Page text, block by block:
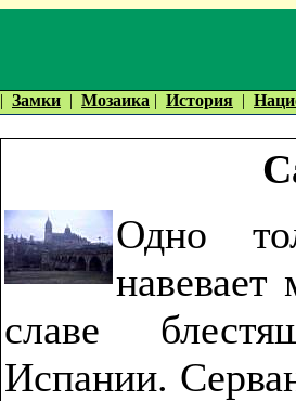
| Замки | Мозаика | История |
Одно
славе
Испании.